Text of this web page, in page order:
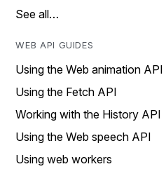
See all…
WEB API GUIDES
Using the Web animation API
Using the Fetch API
Working with the History API
Using the Web speech API
Using web workers